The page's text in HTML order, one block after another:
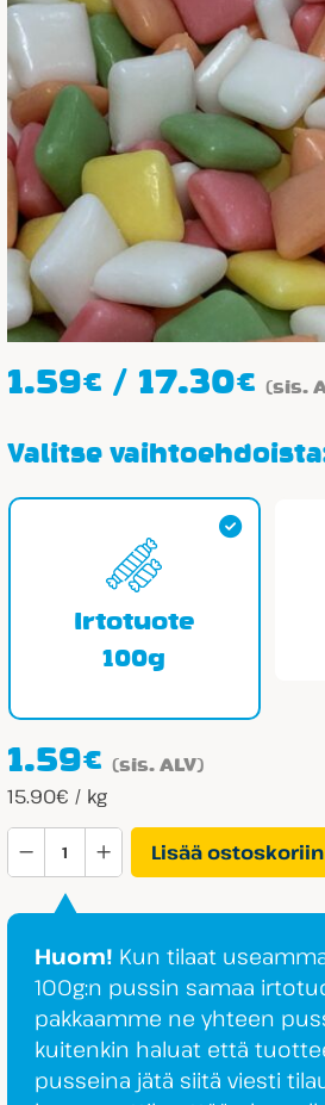
1.59€ / 17.30€
-
(sis.
Valitse
Irtotuote
100g
1.59€ (sis. ALV)
15.90€ / kg
Cloetta
Brio
Hedelmä
Lisää ostoskoriin
Huom! Kun tilaat
100g:n pussin samaa
pakkaamme ne yhteen
kuitenkin haluat että
pusseina jätä siitä viesti